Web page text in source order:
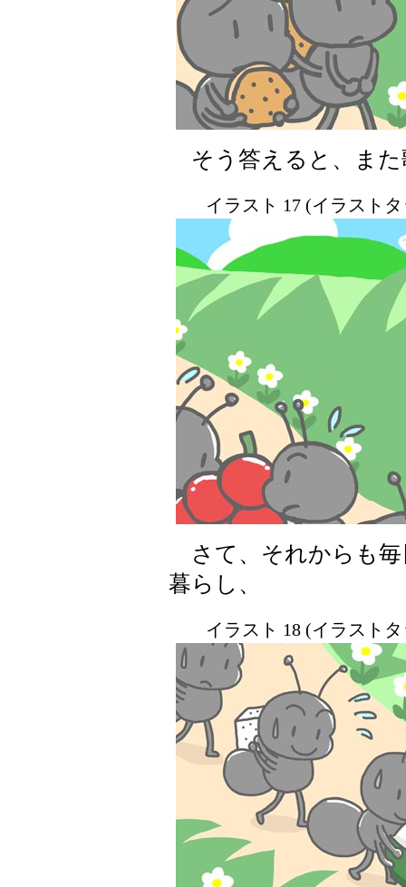
そう答えると、また
イラスト 17 (イラスト
さて、それからも毎
暮らし、
イラスト 18 (イラスト